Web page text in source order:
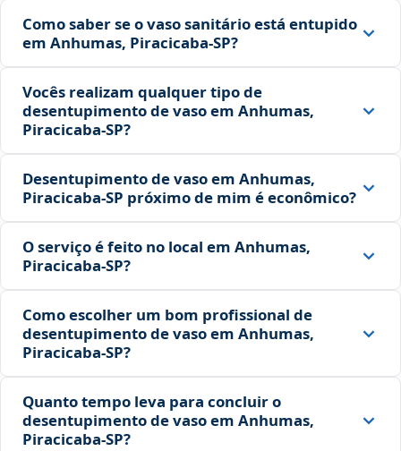
Como saber se o vaso sanitário está entupido
em Anhumas, Piracicaba‑SP?
Vocês realizam qualquer tipo de
desentupimento de vaso em Anhumas,
Piracicaba‑SP?
Desentupimento de vaso em Anhumas,
Piracicaba‑SP próximo de mim é econômico?
O serviço é feito no local em Anhumas,
Piracicaba‑SP?
Como escolher um bom profissional de
desentupimento de vaso em Anhumas,
Piracicaba‑SP?
Quanto tempo leva para concluir o
desentupimento de vaso em Anhumas,
Piracicaba‑SP?